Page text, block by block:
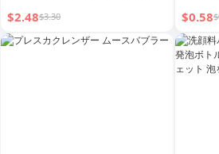
ずみ除去専用 焦げ付き・スケー
ル除去洗剤 クリーム
$2.48$3.30
動絞り
りサン
$0.58